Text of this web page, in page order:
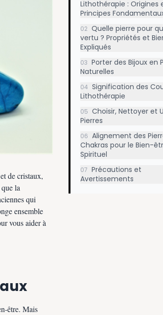
de cristaux,
la
qui
ensemble
vous aider à
être. Mais
Lithothérapie : Origines
Principes
02 Quelle pierre pour
vertu ? Propriétés et
Expliqués
03 Porter des Bijoux en
Naturelles
04 Signification des
Lithothérapie
05 Choisir, Nettoyer et
Pierres
06 Alignement des
Chakras pour le Bien-
Spirituel
07 Précautions et
Avertissements